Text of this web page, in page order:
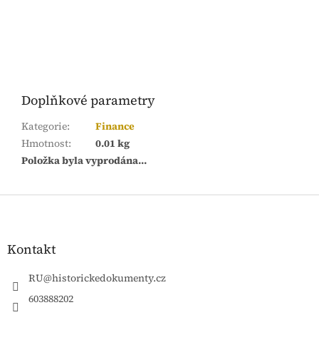
Doplňkové parametry
Kategorie:
Finance
Hmotnost:
0.01 kg
Položka byla vyprodána…
Z
Kontakt
RU@historickedokumenty.cz
603888202